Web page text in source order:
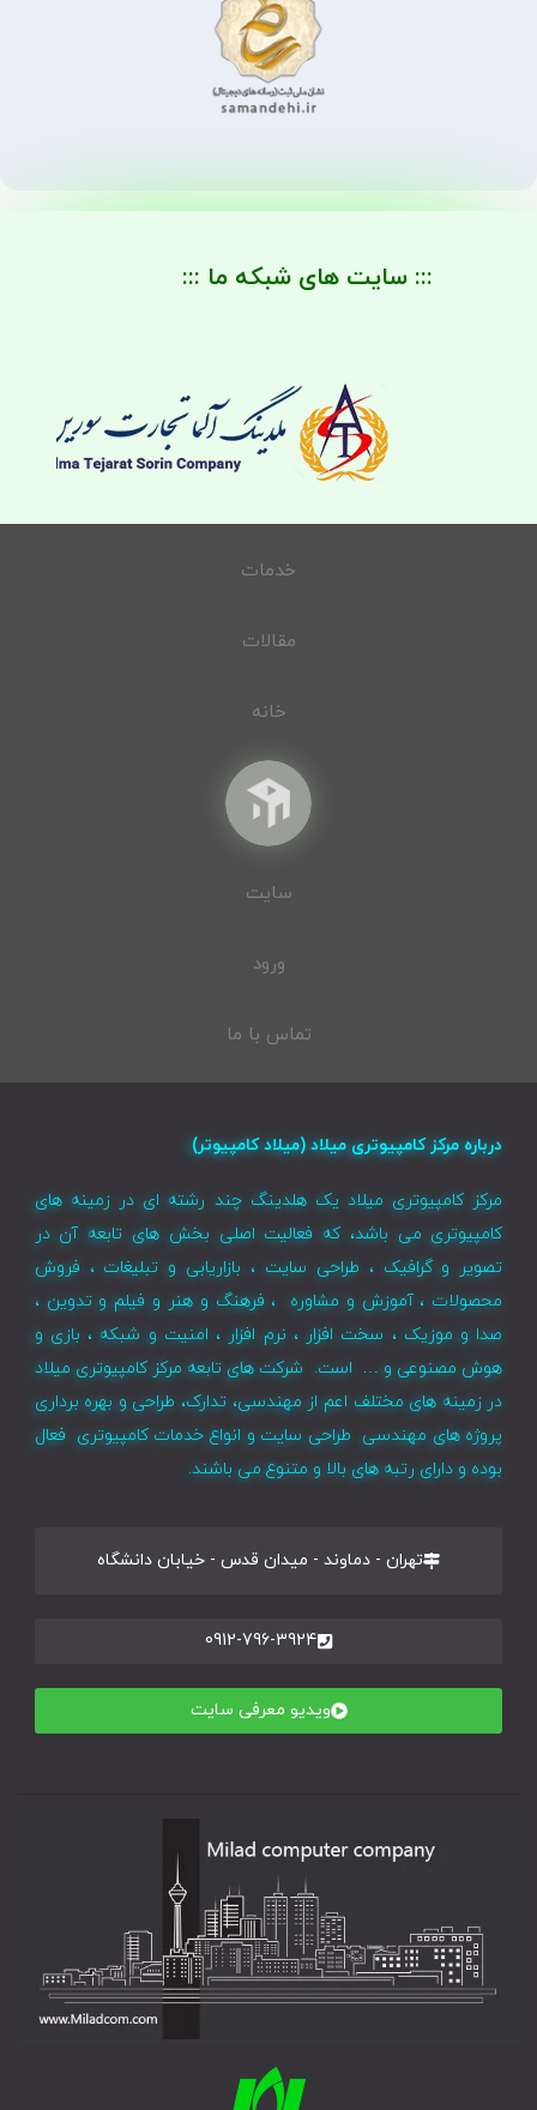
::: سایت های شبکه ما :::
خدمات
مقالات
خانه
سایت
ورود
تماس با ما
درباره مرکز کامپیوتری میلاد (میلاد کامپیوتر)
مرکز کامپیوتری میلاد یک هلدینگ چند رشته ای در زمینه های
کامپیوتری می باشد، که فعالیت اصلی بخش های تابعه آن در
تصویر و گرافیک ، طراحی سایت ، بازاریابی و تبلیغات ، فروش
محصولات ، آموزش و مشاوره ، فرهنگ و هنر و فیلم و تدوین ،
صدا و موزیک ، سخت افزار ، نرم افزار ، امنیت و شبکه ، بازی و
هوش مصنوعی و … است. شرکت های تابعه مرکز کامپیوتری میلاد
در زمینه های مختلف اعم از مهندسی، تدارک، طراحی و بهره برداری
پروژه های مهندسی طراحی سایت و انواع خدمات کامپیوتری فعال
بوده و دارای رتبه های بالا و متنوع می باشند.
تهران - دماوند - میدان قدس - خیابان دانشگاه
0912-796-3924
ویدیو معرفی سایت